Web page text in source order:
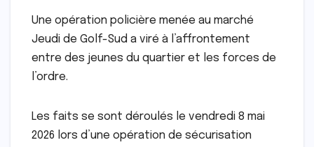
Une opération policière menée au marché
Jeudi de Golf-Sud a viré à l’affrontement
entre des jeunes du quartier et les forces de
l’ordre.
Les faits se sont déroulés le vendredi 8 mai
2026 lors d’une opération de sécurisation